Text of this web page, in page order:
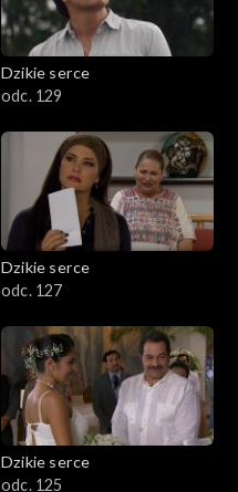
Dzikie serce
odc. 129
Dzikie serce
odc. 127
Dzikie serce
odc. 125